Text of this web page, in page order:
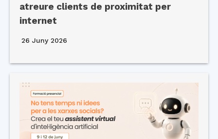
atreure clients de proximitat per
internet
26 Juny 2026